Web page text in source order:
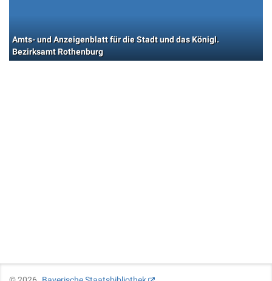
Amts- und Anzeigenblatt für die Stadt und das Königl.
Bezirksamt Rothenburg